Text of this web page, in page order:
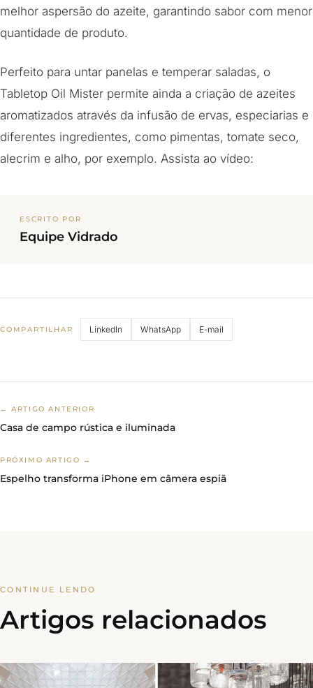
melhor aspersão do azeite, garantindo sabor com menor
quantidade de produto.
Perfeito para untar panelas e temperar saladas, o
Tabletop Oil Mister permite ainda a criação de azeites
aromatizados através da infusão de ervas, especiarias e
diferentes ingredientes, como pimentas, tomate seco,
alecrim e alho, por exemplo. Assista ao vídeo:
ESCRITO POR
Equipe Vidrado
COMPARTILHAR LinkedIn WhatsApp E-mail
← ARTIGO ANTERIOR
Casa de campo rústica e iluminada
PRÓXIMO ARTIGO →
Espelho transforma iPhone em câmera espiã
CONTINUE LENDO
Artigos relacionados